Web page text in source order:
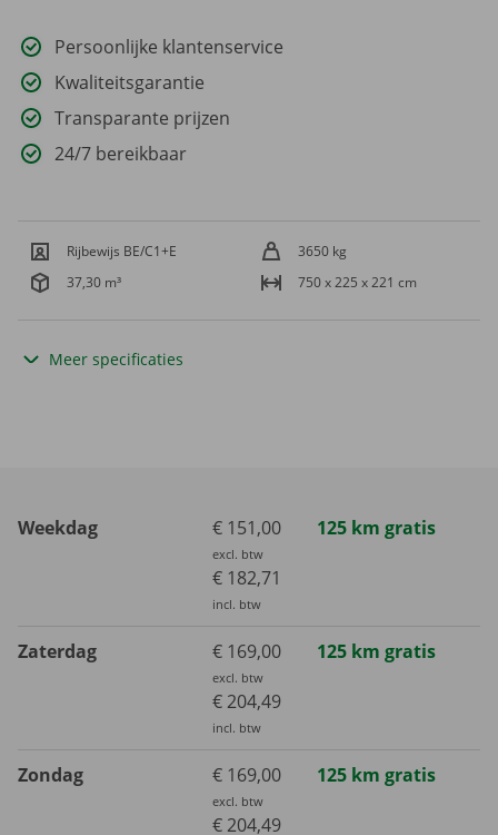
Persoonlijke klantenservice
Kwaliteitsgarantie
Transparante prijzen
24/7 bereikbaar
Rijbewijs BE/C1+E
3650 kg
37,30 m³
750 x 225 x 221 cm
Meer specificaties
Weekdag € 151,00
excl. btw
€ 182,71
incl. btw
125 km gratis
Zaterdag € 169,00
excl. btw
€ 204,49
incl. btw
125 km gratis
Zondag € 169,00
excl. btw
€ 204,49
125 km gratis